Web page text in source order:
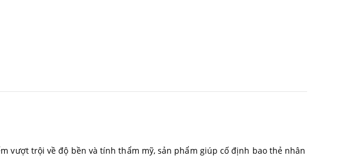
vượt trội về độ bền và tính thẩm mỹ, sản phẩm giúp cố định bao thẻ nhân